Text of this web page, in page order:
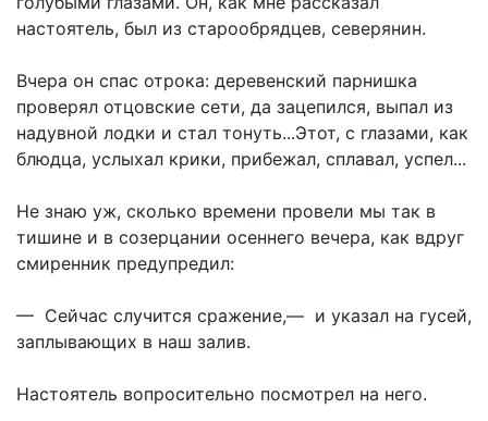
настоятель, был из старообрядцев, северянин.
Вчера он спас отрока: деревенский парнишка
проверял отцовские сети, да зацепился, выпал из
надувной лодки и стал тонуть...Этот, с глазами, как
блюдца, услыхал крики, прибежал, сплавал, успел...
Не знаю уж, сколько времени провели мы так в
тишине и в созерцании осеннего вечера, как вдруг
смиренник предупредил:
— Сейчас случится сражение,— и указал на гусей,
заплывающих в наш залив.
Настоятель вопросительно посмотрел на него.